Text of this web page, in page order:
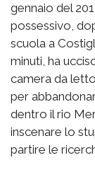
gennaio del
possessivo,
scuola a
minuti, ha
camera da
per
dentro il rio
inscenare lo
partire le